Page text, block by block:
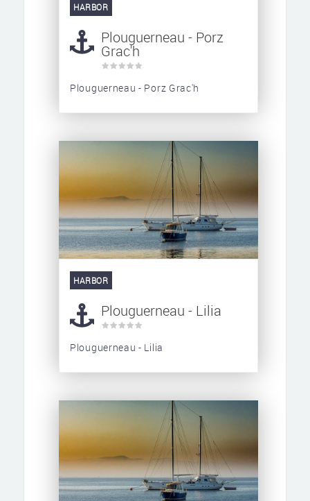
HARBOR
Plouguerneau - Porz
Grac'h
Plouguerneau - Porz Grac'h
HARBOR
Plouguerneau - Lilia
Plouguerneau - Lilia